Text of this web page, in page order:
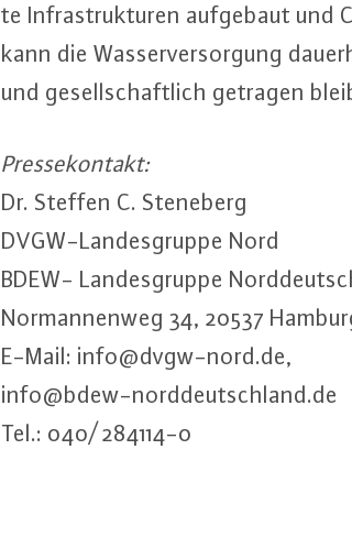
te In­fra­struk­tu­ren aufgebaut und
kann die Was­ser­ver­sor­gung
und ge­sell­schaft­lich getragen
Pres­se­kon­takt:
Dr. Steffen C. Steneberg
DVGW-Lan­des­grup­pe Nord
BDEW- Lan­des­grup­pe
Nor­man­nen­weg 34, 20537
E-Mail: info@​dvgw-​nord.​de,
info@​bdew-​norddeutschland.​de
Tel.: 040/ 284114-0